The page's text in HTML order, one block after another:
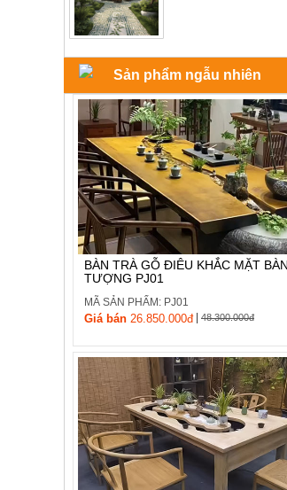
Sản phẩm ngẫu nhiên
BÀN TRÀ GỖ ĐIÊU KHẮC MẶT
TƯỢNG PJ01
MÃ SẢN PHẨM: PJ01
Giá bán 26.850.000đ| 48.300.000đ